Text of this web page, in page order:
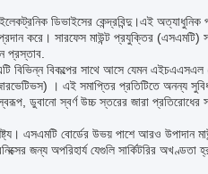
ডিভাইসের কেন্দ্রবিন্দু।এই অত্যাধুনিক
করে। সারফেস মাউন্ট প্রযুক্তির (এসএমটি)
প্রস্তাব.
বিভিন্ন বিকল্পের সাথে আসে যেমন এইচএএসএল
। এই সমাপ্তির প্রতিটিতে অনন্য
ডুবানো স্বর্ণ উচ্চ স্তরের জারা প্রতিরোধের
এসএমটি বোর্ডের উভয় পাশে আরও উপাদান
জন্য অপরিহার্য যেগুলি সার্কিটরির অখণ্ডতা